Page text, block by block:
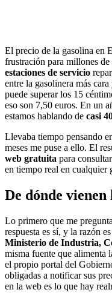
El precio de la gasolina en
frustración para millones
estaciones de servicio
entre la gasolinera más
puede superar los 15
eso son 7,50 euros. En un
estamos hablando de casi
Llevaba tiempo pensando
meses me puse a ello. El
web gratuita para
en tiempo real en cualquier
De dónde vienen
Lo primero que me
respuesta es sí, y la razón
Ministerio de Industria,
misma fuente que alimenta
el propio portal del
obligadas a notificar sus
en la web es lo que hay